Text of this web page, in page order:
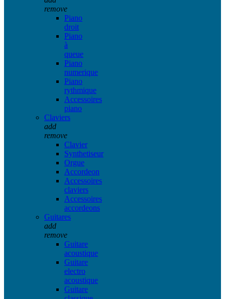
remove
Piano
droit
Piano
à
queue
Piano
numerique
Piano
rythmique
Accessoires
piano
Claviers
add
remove
Clavier
Synthetiseur
Orgue
Accordeon
Accessoires
claviers
Accessoires
accordeons
Guitares
add
remove
Guitare
acoustique
Guitare
electro
acoustique
Guitare